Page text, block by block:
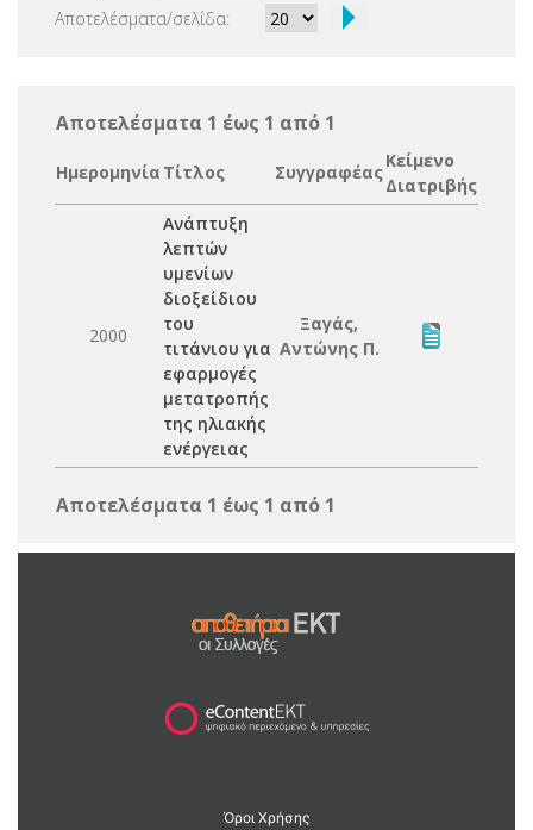
Αποτελέσματα/σελίδα:
Αποτελέσματα 1 έως 1 από 1
Ημερομηνία Τίτλος Συγγραφέας
Κείμενο
Διατριβής
2000
Ανάπτυξη
λεπτών
υμενίων
διοξείδιου
του
τιτάνιου για
εφαρμογές
μετατροπής
της ηλιακής
ενέργειας
Ξαγάς,
Αντώνης Π.
Αποτελέσματα 1 έως 1 από 1